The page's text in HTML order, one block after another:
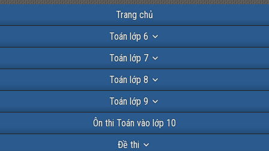
Trang chủ
Toán lớp 6
Toán lớp 7
Toán lớp 8
Toán lớp 9
Ôn thi Toán vào lớp 10
Đề thi